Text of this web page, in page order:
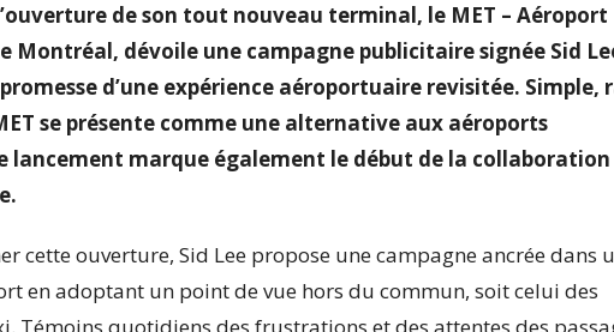
de son tout nouveau terminal, le MET – Aéroport
Montréal, dévoile une campagne publicitaire signée Sid
d’une expérience aéroportuaire revisitée. Simple,
se présente comme une alternative aux aéroports
lancement marque également le début de la
cette ouverture, Sid Lee propose une campagne ancrée dans
en adoptant un point de vue hors du commun, soit celui des